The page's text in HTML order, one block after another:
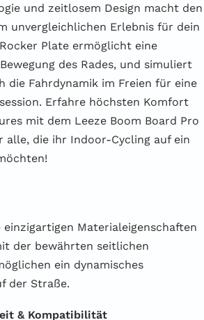
und zeitlosem Design macht den
unvergleichlichen Erlebnis für dein
Plate ermöglicht eine
des Rades, und simuliert
die Fahrdynamik im Freien für eine
Erfahre höchsten Komfort
mit dem Leeze Boom Board Pro
alle, die ihr Indoor-Cycling auf ein
Materialeigenschaften
der bewährten seitlichen
ein dynamisches
der Straße.
& Kompatibilität